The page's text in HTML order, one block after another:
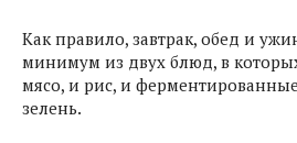
Как правило, завтрак, обед и
минимум из двух блюд, в
мясо, и рис, и
зелень.